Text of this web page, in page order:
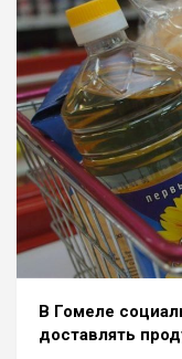
В Гомеле
доставлять